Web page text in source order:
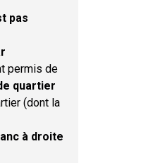
pas
permis de
quartier
(dont la
à droite